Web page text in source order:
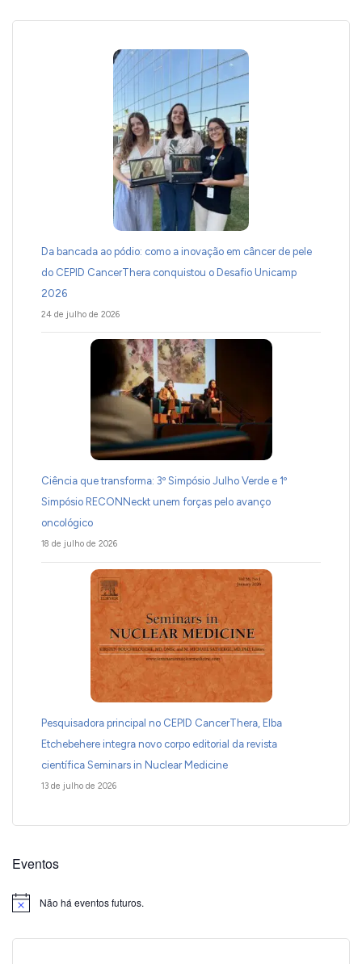
Da bancada ao pódio: como a inovação em câncer de pele
do CEPID CancerThera conquistou o Desafio Unicamp
2026
24 de julho de 2026
Ciência que transforma: 3º Simpósio Julho Verde e 1º
Simpósio RECONNeckt unem forças pelo avanço
oncológico
18 de julho de 2026
Pesquisadora principal no CEPID CancerThera, Elba
Etchebehere integra novo corpo editorial da revista
científica Seminars in Nuclear Medicine
13 de julho de 2026
Eventos
Notice Não há eventos futuros.